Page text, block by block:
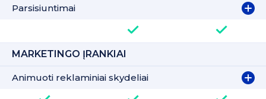
Parsisiuntimai
MARKETINGO ĮRANKIAI
Animuoti reklaminiai skydeliai